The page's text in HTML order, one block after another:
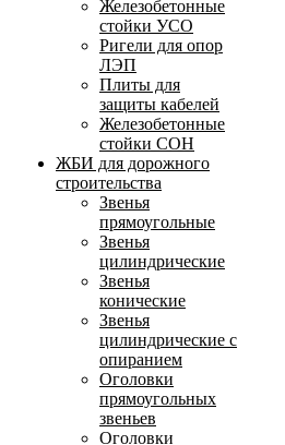
Железобетонные
стойки УСО
Ригели для опор
ЛЭП
Плиты для
защиты кабелей
Железобетонные
стойки СОН
ЖБИ для дорожного
строительства
Звенья
прямоугольные
Звенья
цилиндрические
Звенья
конические
Звенья
цилиндрические с
опиранием
Оголовки
прямоугольных
звеньев
Оголовки